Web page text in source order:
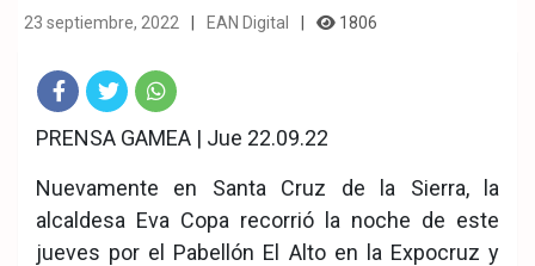
23 septiembre, 2022 EAN Digital 1806
Fac
eb
ook
Twit Wha
tsA
pp
PRENSA GAMEA | Jue 22.09.22
Nuevamente en Santa Cruz de la Sierra, la
alcaldesa Eva Copa recorrió la noche de este
jueves por el Pabellón El Alto en la Expocruz y